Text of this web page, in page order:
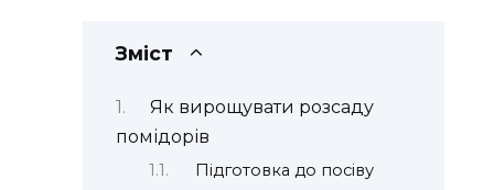
Зміст
Як вирощувати розсаду
помідорів
Підготовка до посіву